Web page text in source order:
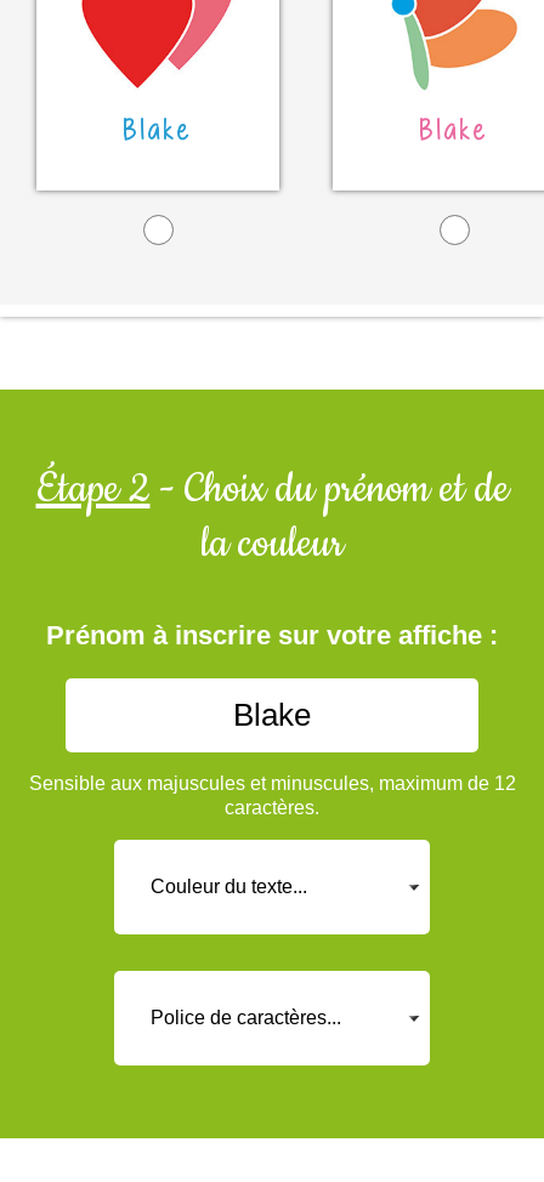
Blake Blake
Étape 2- Choix du prénom et de
la couleur
Prénom à inscrire sur votre affiche :
Sensible aux majuscules et minuscules, maximum de 12
caractères.